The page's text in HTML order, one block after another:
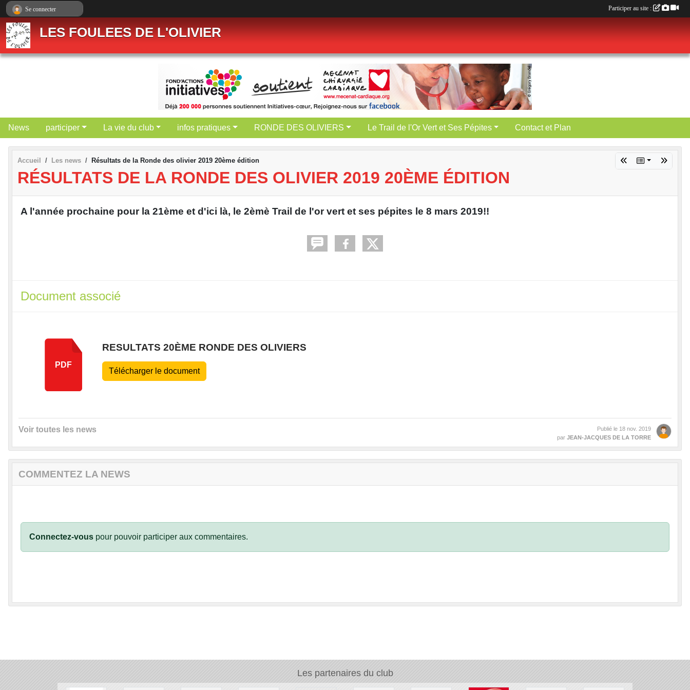
LES FOULEES DE L'OLIVIER
News participer La vie du club infos pratiques RONDE DES OLIVIERS Le Trail de l'Or Vert et Ses Pépites Contact et Plan
Accueil Les news Résultats de la Ronde des olivier 2019 20ème édition
RÉSULTATS DE LA RONDE DES OLIVIER 2019 20ÈME ÉDITION
A l'année prochaine pour la 21ème et d'ici là, le 2èmè Trail de l'or vert et ses pépites le 8 mars 2019!!
Document associé
PDF
RESULTATS 20ÈME RONDE DES OLIVIERS
Télécharger le document
Voir toutes les news Publié le 18 nov. 2019
par JEAN-JACQUES DE LA TORRE
COMMENTEZ LA NEWS
Connectez-vous pour pouvoir participer aux commentaires.
Les partenaires du club
Se connecter Participer au site :
Panneau de gestion des cookies